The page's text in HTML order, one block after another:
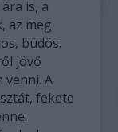
is, a
az meg
büdös.
jövő
venni. A
fekete